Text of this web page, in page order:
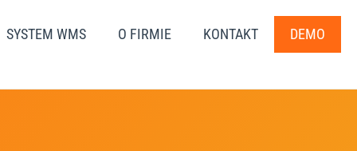
SYSTEM WMS O FIRMIE KONTAKT DEMO